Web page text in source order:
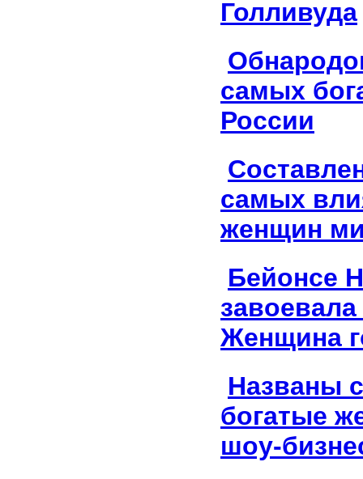
Голливуда
самых
России
самых
женщин
Бейонсе
завоевала
Женщина
Названы
богатые
шоу-